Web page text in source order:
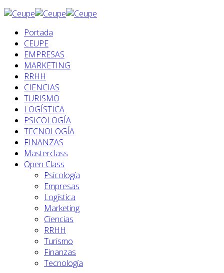
Portada
CEUPE
EMPRESAS
MARKETING
RRHH
CIENCIAS
TURISMO
LOGÍSTICA
PSICOLOGÍA
TECNOLOGÍA
FINANZAS
Masterclass
Open Class
Psicología
Empresas
Logística
Marketing
Ciencias
RRHH
Turismo
Finanzas
Tecnología